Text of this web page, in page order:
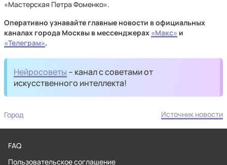
«Мастерская Петра Фоменко».
Оперативно узнавайте главные новости в официальных
каналах города Москвы в мессенджерах «Макс» и
«Телеграм».
Нейросоветы – канал с советами от
искусственного интеллекта!
Город Источник новости
FAQ
Пользовательское соглашение